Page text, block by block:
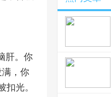
肝。你
，你
光。